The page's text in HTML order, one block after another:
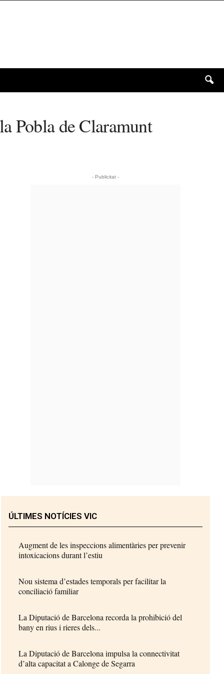
Pobla de Claramunt
- Publicitat -
ÚLTIMES NOTÍCIES VIC
Augment de les inspeccions alimentàries per prevenir
intoxicacions durant l’estiu
Nou sistema d’estades temporals per facilitar la
conciliació familiar
La Diputació de Barcelona recorda la prohibició del
bany en rius i rieres dels...
La Diputació de Barcelona impulsa la connectivitat
d’alta capacitat a Calonge de Segarra